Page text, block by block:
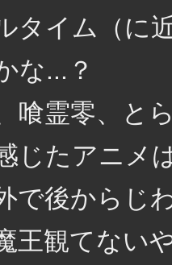
タイム（に
な...？
喰霊零、と
じたアニメ
で後からじ
王観てない